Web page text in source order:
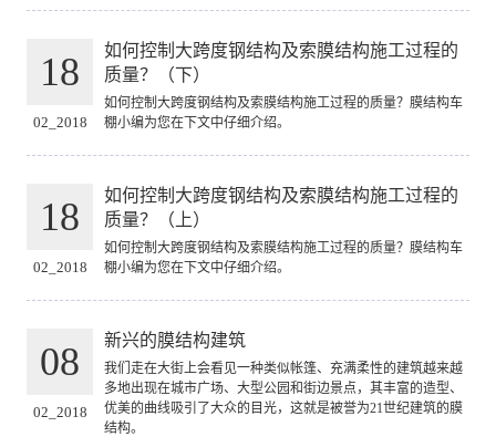
18
02_2018
如何控制大跨度钢结构及索膜结构施工过程的
质量？（下）
如何控制大跨度钢结构及索膜结构施工过程的质量？膜结构车
棚小编为您在下文中仔细介绍。
18
02_2018
如何控制大跨度钢结构及索膜结构施工过程的
质量？（上）
如何控制大跨度钢结构及索膜结构施工过程的质量？膜结构车
棚小编为您在下文中仔细介绍。
08
02_2018
新兴的膜结构建筑
我们走在大街上会看见一种类似帐篷、充满柔性的建筑越来越
多地出现在城市广场、大型公园和街边景点，其丰富的造型、
优美的曲线吸引了大众的目光，这就是被誉为21世纪建筑的膜
结构。